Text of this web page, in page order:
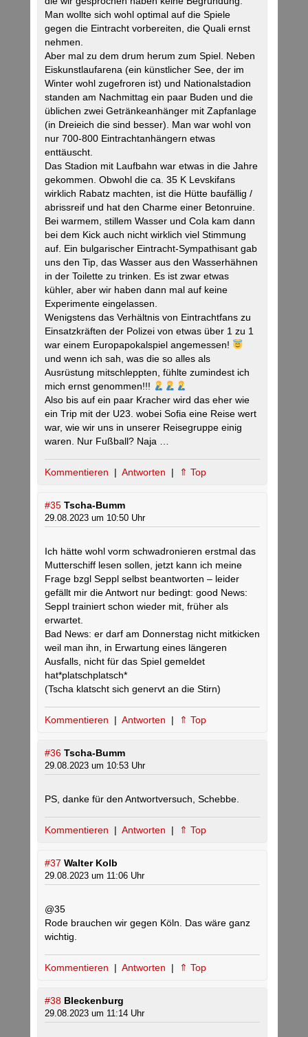
Man wollte sich wohl optimal auf die Spiele
gegen die Eintracht vorbereiten, die Quali ernst
nehmen.
Aber mal zu dem drum herum zum Spiel. Neben
Eiskunstlaufarena (ein künstlicher See, der im
Winter wohl zugefroren ist) und Nationalstadion
standen am Nachmittag ein paar Buden und die
üblichen zwei Getränkeanhänger mit Zapfanlage
(in Dreieich die sind besser). Man war wohl von
nur 700-800 Eintrachtanhängern etwas
enttäuscht.
Das Stadion mit Laufbahn war etwas in die Jahre
gekommen. Obwohl die ca. 35 K Levskifans
wirklich Rabatz machten, ist die Hütte baufällig /
abrissreif und hat den Charme einer Betonruine.
Bei warmem, stillem Wasser und Cola kam dann
bei dem Kick auch nicht wirklich viel Stimmung
auf. Ein bulgarischer Eintracht-Sympathisant gab
uns den Tip, das Wasser aus den Wasserhähnen
in der Toilette zu trinken. Es ist zwar etwas
kühler, aber wir haben dann mal auf keine
Experimente eingelassen.
Wenigstens das Verhältnis von Eintrachtfans zu
Einsatzkräften der Polizei von etwas über 1 zu 1
war einem Europapokalspiel angemessen!
und wenn ich sah, was die so alles als
Ausrüstung mitschleppten, fühlte zumindest ich
mich ernst genommen!!!
Also bis auf ein paar Kracher wird das eher wie
ein Trip mit der U23. wobei Sofia eine Reise wert
war, wie wir uns in unserer Reisegruppe einig
waren. Nur Fußball? Naja …
Kommentieren | Antworten | ⇑ Top
#35 Tscha-Bumm
29.08.2023 um 10:50 Uhr
Ich hätte wohl vorm schwadronieren erstmal das
Mutterschiff lesen sollen, jetzt kann ich meine
Frage bzgl Seppl selbst beantworten – leider
gefällt mir die Antwort nur bedingt: good News:
Seppl trainiert schon wieder mit, früher als
erwartet.
Bad News: er darf am Donnerstag nicht mitkicken
weil man ihn, in Erwartung eines längeren
Ausfalls, nicht für das Spiel gemeldet
hat*platschplatsch*
(Tscha klatscht sich genervt an die Stirn)
Kommentieren | Antworten | ⇑ Top
#36 Tscha-Bumm
29.08.2023 um 10:53 Uhr
PS, danke für den Antwortversuch, Schebbe.
Kommentieren | Antworten | ⇑ Top
#37 Walter Kolb
29.08.2023 um 11:06 Uhr
@35
Rode brauchen wir gegen Köln. Das wäre ganz
wichtig.
Kommentieren | Antworten | ⇑ Top
#38 Bleckenburg
29.08.2023 um 11:14 Uhr